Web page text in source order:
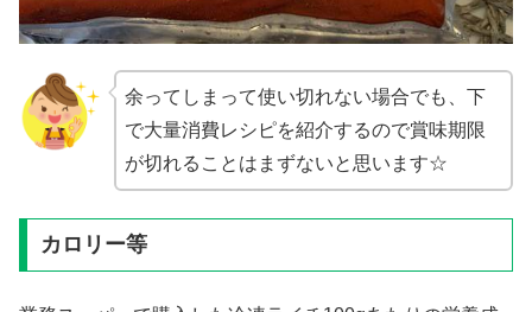
余ってしまって使い切れない場合でも、下
で大量消費レシピを紹介するので賞味期限
が切れることはまずないと思います☆
カロリー等